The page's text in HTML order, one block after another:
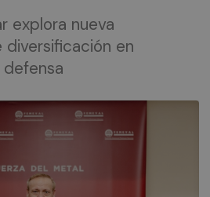
explora nueva
en